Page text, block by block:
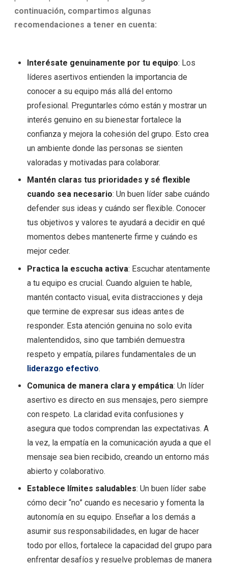
continuación, compartimos algunas
recomendaciones a tener en cuenta:
Interésate genuinamente por tu equipo: Los
líderes asertivos entienden la importancia de
conocer a su equipo más allá del entorno
profesional. Preguntarles cómo están y mostrar un
interés genuino en su bienestar fortalece la
confianza y mejora la cohesión del grupo. Esto crea
un ambiente donde las personas se sienten
valoradas y motivadas para colaborar.
Mantén claras tus prioridades y sé flexible
cuando sea necesario: Un buen líder sabe cuándo
defender sus ideas y cuándo ser flexible. Conocer
tus objetivos y valores te ayudará a decidir en qué
momentos debes mantenerte firme y cuándo es
mejor ceder.
Practica la escucha activa: Escuchar atentamente
a tu equipo es crucial. Cuando alguien te hable,
mantén contacto visual, evita distracciones y deja
que termine de expresar sus ideas antes de
responder. Esta atención genuina no solo evita
malentendidos, sino que también demuestra
respeto y empatía, pilares fundamentales de un
liderazgo efectivo.
Comunica de manera clara y empática: Un líder
asertivo es directo en sus mensajes, pero siempre
con respeto. La claridad evita confusiones y
asegura que todos comprendan las expectativas. A
la vez, la empatía en la comunicación ayuda a que el
mensaje sea bien recibido, creando un entorno más
abierto y colaborativo.
Establece límites saludables: Un buen líder sabe
cómo decir “no” cuando es necesario y fomenta la
autonomía en su equipo. Enseñar a los demás a
asumir sus responsabilidades, en lugar de hacer
todo por ellos, fortalece la capacidad del grupo para
enfrentar desafíos y resuelve problemas de manera